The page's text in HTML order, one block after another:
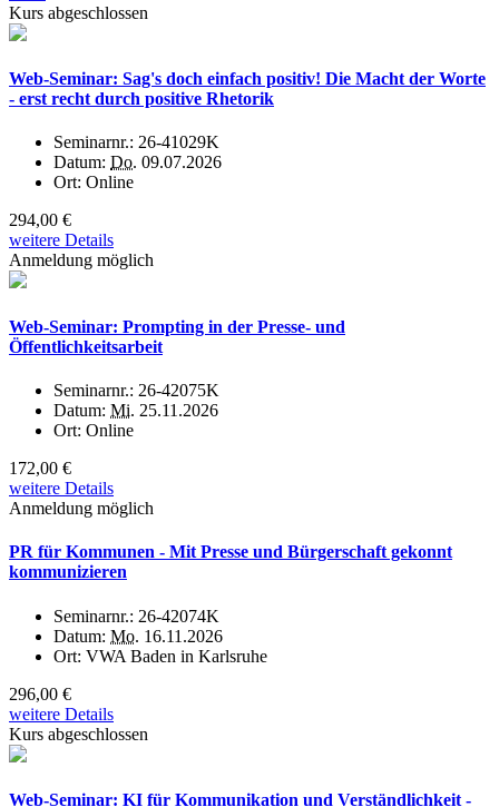
Kurs abgeschlossen
Web-Seminar: Sag's doch einfach positiv! Die Macht der Worte
- erst recht durch positive Rhetorik
Seminarnr.: 26-41029K
Datum: Do. 09.07.2026
Ort: Online
294,00 €
weitere Details
Anmeldung möglich
Web-Seminar: Prompting in der Presse- und
Öffentlichkeitsarbeit
Seminarnr.: 26-42075K
Datum: Mi. 25.11.2026
Ort: Online
172,00 €
weitere Details
Anmeldung möglich
PR für Kommunen - Mit Presse und Bürgerschaft gekonnt
kommunizieren
Seminarnr.: 26-42074K
Datum: Mo. 16.11.2026
Ort: VWA Baden in Karlsruhe
296,00 €
weitere Details
Kurs abgeschlossen
Web-Seminar: KI für Kommunikation und Verständlichkeit -